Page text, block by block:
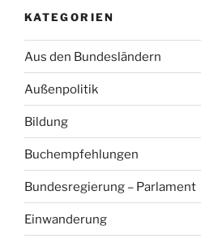
KATEGORIEN
Aus den Bundesländern
Außenpolitik
Bildung
Buchempfehlungen
Bundesregierung – Parlament
Einwanderung